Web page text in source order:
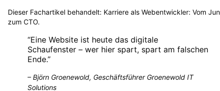
Dieser Fachartikel behandelt: Karriere als Webentwickler: Vom
zum CTO.
“Eine Website ist heute das digitale
Schaufenster – wer hier spart, spart am falschen
Ende.”
–Björn Groenewold, Geschäftsführer Groenewold IT
Solutions